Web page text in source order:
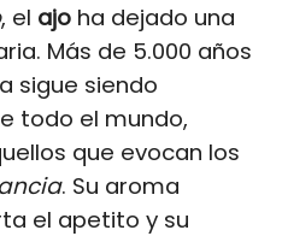
, el ajo ha dejado una
Más de 5.000 años
sigue siendo
todo el mundo,
que evocan los
. Su aroma
el apetito y su